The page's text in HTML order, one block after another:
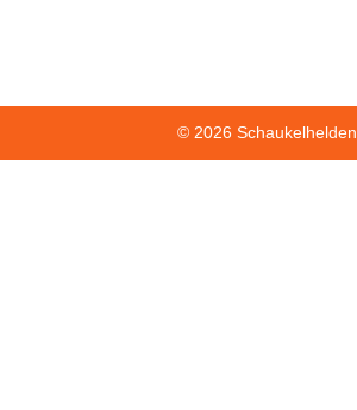
© 2026 Schaukelhelden